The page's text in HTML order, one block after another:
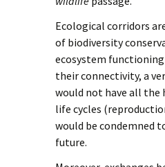
Ecological corridors
of biodiversity
ecosystem
their connectivity, a
would not have all the
life cycles
would be condemned
future.